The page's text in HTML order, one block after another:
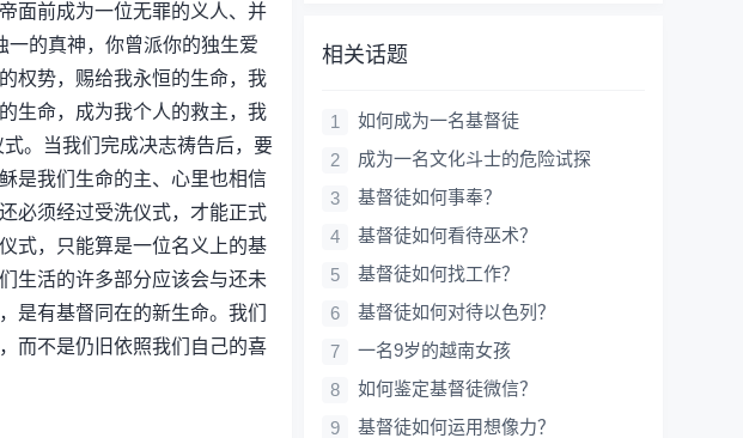
面前成为一位无罪的义人、并
一的真神，你曾派你的独生爱
权势，赐给我永恒的生命，我
生命，成为我个人的救主，我
。当我们完成决志祷告后，要
是我们生命的主、心里也相信
必须经过受洗仪式，才能正式
式，只能算是一位名义上的基
生活的许多部分应该会与还未
是有基督同在的新生命。我们
而不是仍旧依照我们自己的喜
相关话题
如何成为一名基督徒
成为一名文化斗士的危险试探
基督徒如何事奉？
基督徒如何看待巫术？
基督徒如何找工作？
基督徒如何对待以色列？
一名9岁的越南女孩
如何鉴定基督徒微信？
基督徒如何运用想像力？